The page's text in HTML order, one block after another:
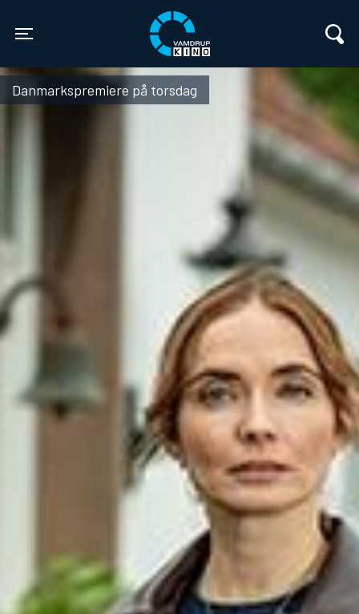
Vamdrup Kino
Danmarkspremiere på torsdag